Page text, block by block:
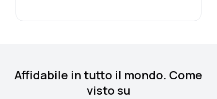
Affidabile in tutto il mondo. Come
visto su